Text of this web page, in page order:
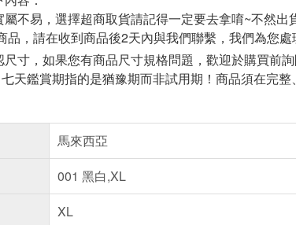
不易，選擇超商取貨請記得一定要去拿唷~不然出
品，請在收到商品後2天內與我們聯繫，我們為您處
寸，如果您有商品尺寸規格問題，歡迎於購買前
天鑑賞期指的是猶豫期而非試用期！商品須在完
馬來西亞
001 黑白,XL
XL